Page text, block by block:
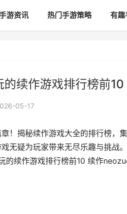
游资讯 热门手游策略 有趣
的续作游戏排行榜前
05-17
！揭秘续作游戏大全的排行榜，
无疑为玩家带来无尽乐趣与挑战
的续作游戏排行榜前10 续作